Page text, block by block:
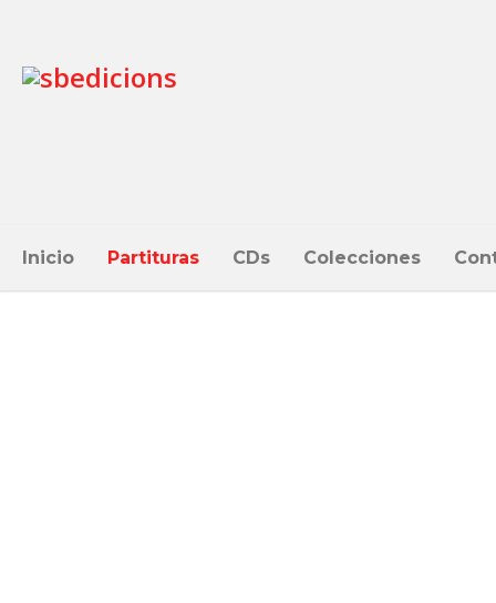
Inicio Partituras CDs Colecciones